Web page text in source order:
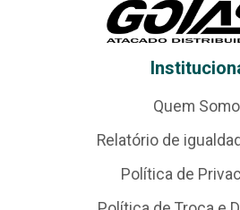
Quem
Relatório de
Política de